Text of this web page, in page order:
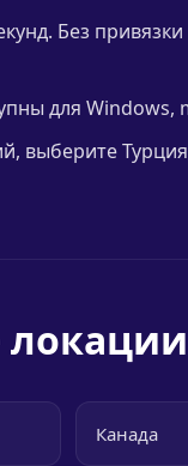
Без
для Windows,
выберите
Канада